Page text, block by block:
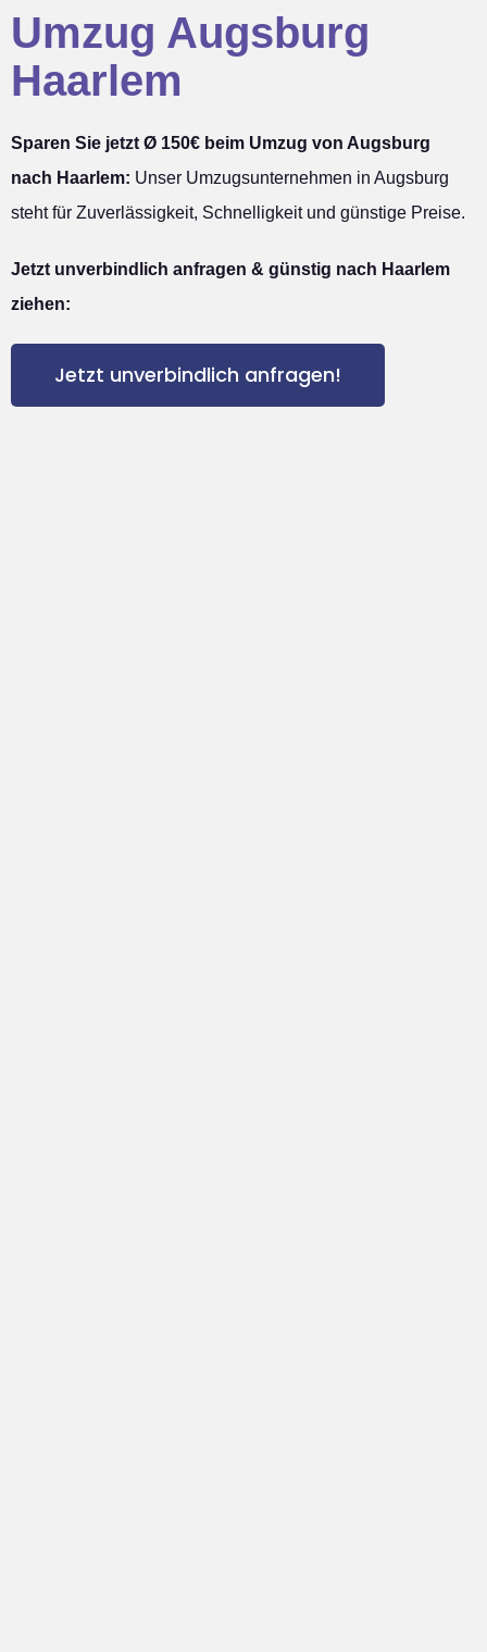
Umzug Augsburg
Haarlem
Sparen Sie jetzt Ø 150€ beim Umzug von Augsburg
nach Haarlem: Unser Umzugsunternehmen in Augsburg
steht für Zuverlässigkeit, Schnelligkeit und günstige Preise.
Jetzt unverbindlich anfragen & günstig nach Haarlem
ziehen:
Jetzt unverbindlich anfragen!